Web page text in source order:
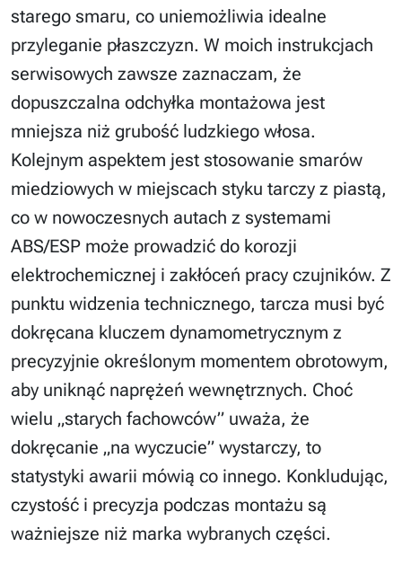
starego smaru, co uniemożliwia idealne
przyleganie płaszczyzn. W moich instrukcjach
serwisowych zawsze zaznaczam, że
dopuszczalna odchyłka montażowa jest
mniejsza niż grubość ludzkiego włosa.
Kolejnym aspektem jest stosowanie smarów
miedziowych w miejscach styku tarczy z piastą,
co w nowoczesnych autach z systemami
ABS/ESP może prowadzić do korozji
elektrochemicznej i zakłóceń pracy czujników. Z
punktu widzenia technicznego, tarcza musi być
dokręcana kluczem dynamometrycznym z
precyzyjnie określonym momentem obrotowym,
aby uniknąć naprężeń wewnętrznych. Choć
wielu „starych fachowców” uważa, że
dokręcanie „na wyczucie” wystarczy, to
statystyki awarii mówią co innego. Konkludując,
czystość i precyzja podczas montażu są
ważniejsze niż marka wybranych części.